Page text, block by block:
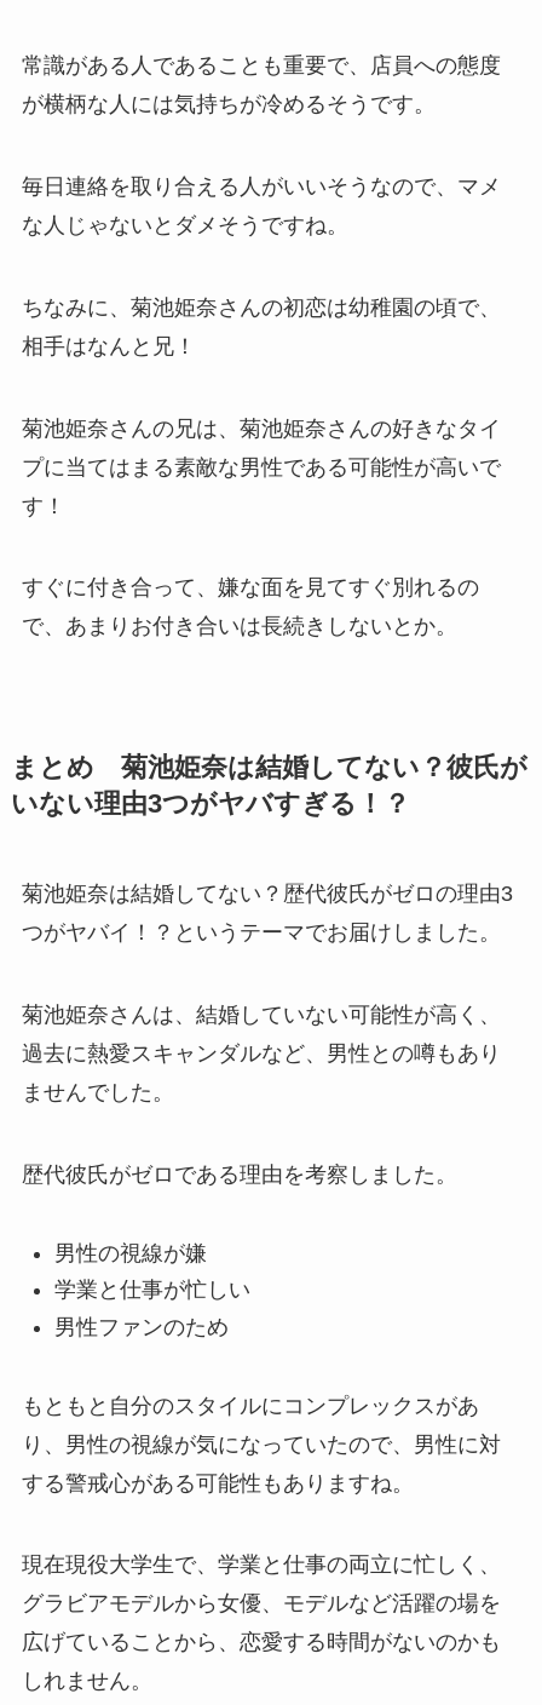
常識がある人であることも重要で、店員への態度
が横柄な人には気持ちが冷めるそうです。
毎日連絡を取り合える人がいいそうなので、マメ
な人じゃないとダメそうですね。
ちなみに、菊池姫奈さんの初恋は幼稚園の頃で、
相手はなんと兄！
菊池姫奈さんの兄は、菊池姫奈さんの好きなタイ
プに当てはまる素敵な男性である可能性が高いで
す！
すぐに付き合って、嫌な面を見てすぐ別れるの
で、あまりお付き合いは長続きしないとか。
まとめ 菊池姫奈は結婚してない？彼氏が
いない理由3つがヤバすぎる！？
菊池姫奈は結婚してない？歴代彼氏がゼロの理由3
つがヤバイ！？というテーマでお届けしました。
菊池姫奈さんは、結婚していない可能性が高く、
過去に熱愛スキャンダルなど、男性との噂もあり
ませんでした。
歴代彼氏がゼロである理由を考察しました。
男性の視線が嫌
学業と仕事が忙しい
男性ファンのため
もともと自分のスタイルにコンプレックスがあ
り、男性の視線が気になっていたので、男性に対
する警戒心がある可能性もありますね。
現在現役大学生で、学業と仕事の両立に忙しく、
グラビアモデルから女優、モデルなど活躍の場を
広げていることから、恋愛する時間がないのかも
しれません。